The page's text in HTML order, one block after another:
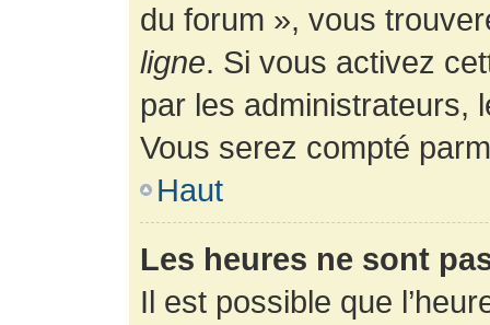
du forum », vous
ligne. Si vous activez
par les administrateurs,
Vous serez compté
Haut
Les heures ne sont
Il est possible que